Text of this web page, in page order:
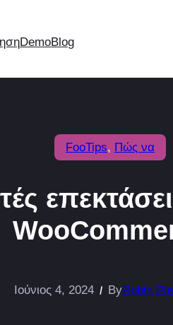
DemoBlog
FooTips, Πώς να
Ιούνιος 4, 2024 ByRobin